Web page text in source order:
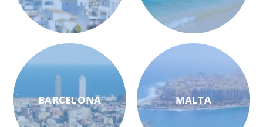
BARCELONA MALTA